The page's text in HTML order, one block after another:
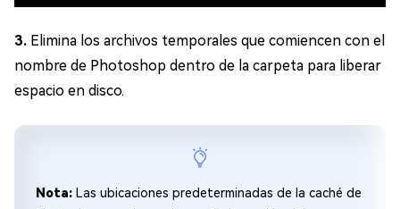
3. Elimina los archivos temporales que comiencen con el
nombre de Photoshop dentro de la carpeta para liberar
espacio en disco.
Nota: Las ubicaciones predeterminadas de la caché de